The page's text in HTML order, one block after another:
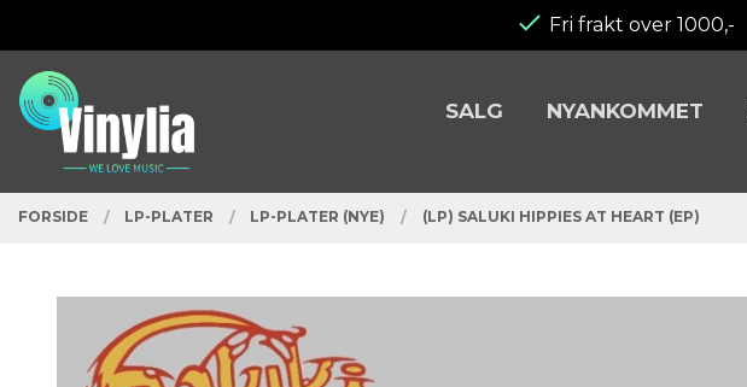
innholdet
Fri frakt over 1000,-
PRODUKTER
SALG NYANKOMMET
FORSIDE LP-PLATER LP-PLATER (NYE) (LP) SALUKI HIPPIES AT HEART (EP)